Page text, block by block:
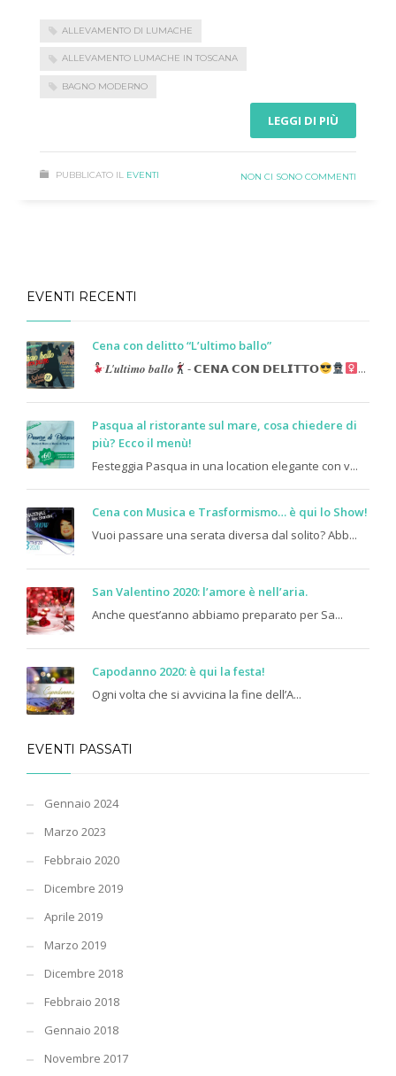
ALLEVAMENTO DI LUMACHE
ALLEVAMENTO LUMACHE IN TOSCANA
BAGNO MODERNO
LEGGI DI PIÙ
PUBBLICATO IL EVENTI NON CI SONO COMMENTI
EVENTI RECENTI
Cena con delitto “L’ultimo ballo”
𝑳’𝒖𝒍𝒕𝒊𝒎𝒐 𝒃𝒂𝒍𝒍𝒐
- 𝗖𝗘𝗡𝗔 𝗖𝗢𝗡 𝗗𝗘𝗟𝗜𝗧𝗧𝗢 ...
Pasqua al ristorante sul mare, cosa chiedere di
più? Ecco il menù!
Festeggia Pasqua in una location elegante con v...
Cena con Musica e Trasformismo… è qui lo Show!
Vuoi passare una serata diversa dal solito? Abb...
San Valentino 2020: l’amore è nell’aria.
Anche quest’anno abbiamo preparato per Sa...
Capodanno 2020: è qui la festa!
Ogni volta che si avvicina la fine dell’A...
EVENTI PASSATI
Gennaio 2024
Marzo 2023
Febbraio 2020
Dicembre 2019
Aprile 2019
Marzo 2019
Dicembre 2018
Febbraio 2018
Gennaio 2018
Novembre 2017